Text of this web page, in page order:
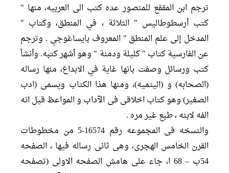
ترجم ابن المقفع للمنصور عده کتب الی العربیه، منها "
كتب أرسطوطاليس " الثلاثة ، في المنطق، وكتاب "
المدخل إلى علم المنطق " المعروف بايساغوجي . وترجم
عن الفارسية كتاب " كليلة ودمنة " وهو أشهر كتبه. وأنشأ
کتب ورسائل وصفت بانها غاية في الابداع، منها رساله
(الصحابه) و (الیتمیه)، ومنها هذا الکتاب ویسمی (ادب
الصغیر) وهو کتاب اخلاقی فی الآداب و المواعظ قیل انه
الفه لابنه ، طبع غیر مره .
والنسخه فی المجموعه رقم 16574-5 من مخطوطات
القرن الخامس الهجری، وهی ثانی رساله فیها ، الصفحه
54ب – 68 ا، جاء علی هامش الصفحه الاولی (تصفحه